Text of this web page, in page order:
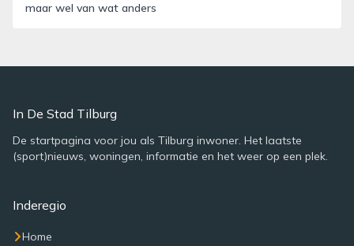
maar wel van wat anders
In De Stad Tilburg
De startpagina voor jou als Tilburg inwoner. Het laatste
(sport)nieuws, woningen, informatie en het weer op een plek.
Inderegio
Home